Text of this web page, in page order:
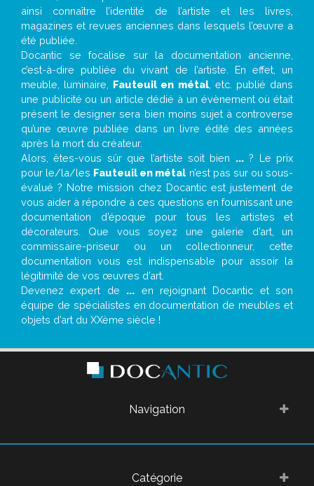
ainsi connaître l’identité de l’artiste et les livres,
magazines et revues anciennes dans lesquels l’œuvre a
été publiée.
Docantic se focalise sur la documentation ancienne,
c’est-à-dire publiée du vivant de l’artiste. En effet, un
meuble, luminaire, Fauteuil en métal, etc. publié dans
une publicité ou un article dédié à un évènement où était
présent le designer sera bien moins sujet à controverse
qu’une œuvre publiée dans un livre édité des années
après la mort du créateur.
Alors, êtes-vous sûr que l’artiste soit bien ...? Le prix
pour le/la/les Fauteuil en métal n’est pas sur ou sous-
évalué ? Notre mission chez Docantic est justement de
vous aider à répondre à ces questions en fournissant une
documentation d’époque pour tous les artistes et
décorateurs. Que vous soyez une galerie d’art, un
commissaire-priseur ou un collectionneur, cette
documentation vous est indispensable pour assoir la
légitimité de vos œuvres d’art.
Devenez expert de ... en rejoignant Docantic et son
équipe de spécialistes en documentation de meubles et
objets d’art du XXème siècle !
Navigation
Catégorie